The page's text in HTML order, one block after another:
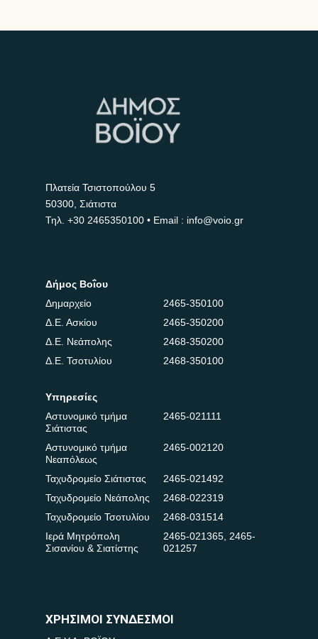
Πλατεία Τσιστοπούλου 5
50300, Σιάτιστα
Τηλ. +30 2465350100 • Email : info@voio.gr
Δήμος Βοΐου
Δημαρχείο
2465-350100
Δ.Ε. Ασκίου
2465-350200
Δ.Ε. Νεάπολης
2468-350200
Δ.Ε. Τσοτυλίου
2468-350100
Υπηρεσίες
Αστυνομικό τμήμα
Σιάτιστας
2465-021111
Αστυνομικό τμήμα
Νεαπόλεως
2465-002120
Ταχυδρομείο Σιάτιστας
2465-021492
Ταχυδρομείο Νεάπολης
2468-022319
Ταχυδρομείο Τσοτυλίου
2468-031514
Ιερά Μητρόπολη
Σισανίου & Σιατίστης
2465-021365, 2465-
021257
ΧΡΗΣΙΜΟΙ ΣΥΝΔΕΣΜΟΙ